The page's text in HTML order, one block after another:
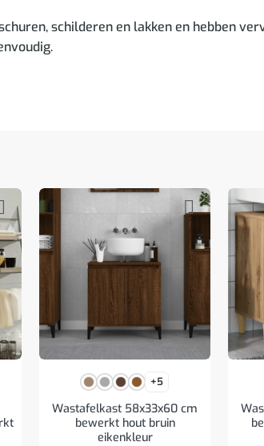
schilderen en lakken en hebben
+5
Wastafelkast 58x33x60 cm
bewerkt hout bruin
eikenkleur